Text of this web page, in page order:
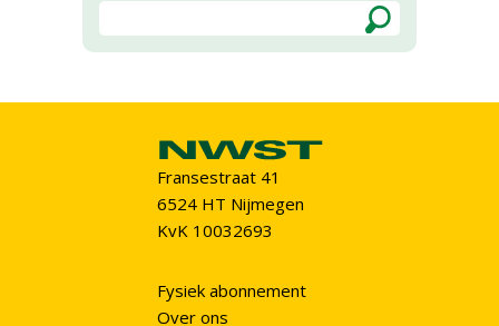
Fransestraat 41
6524 HT Nijmegen
KvK 10032693
Fysiek abonnement
Over ons